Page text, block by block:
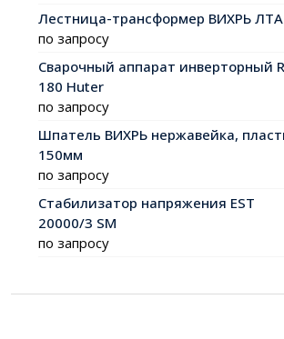
Лестница-трансформер ВИХРЬ ЛТА
по запросу
Сварочный аппарат инверторный
180 Huter
по запросу
Шпатель ВИХРЬ нержавейка,
150мм
по запросу
Стабилизатор напряжения EST
20000/3 SM
по запросу